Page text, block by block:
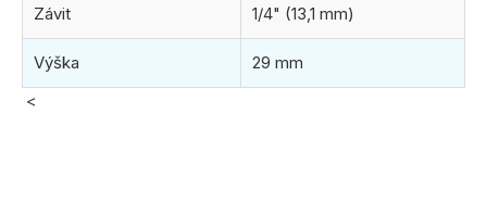
Závit 1/4" (13,1 mm)
Výška
29 mm
<